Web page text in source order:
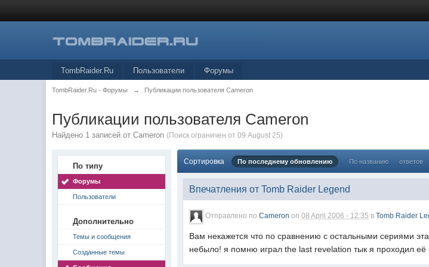
TombRaider.Ru Пользователи Форумы
TombRaider.Ru - Форумы → Публикации пользователя Cameron
Публикации пользователя Cameron
Найдено 1 записей от Cameron (Поиск ограничен от 09 August 25)
По типу
Форумы
Пользователи
Дополнительно
Темы и сообщения
Созданные темы
Сортировка По последнему обновлению По названию ответов
Впечатления от Tomb Raider Legend
Отправлено поCameron on08 April 2006 - 12:35 вTomb Raider
Вам некажется что по сравнению с остальными сериями
небыло! я помню играл the last revelation тык я проходил её